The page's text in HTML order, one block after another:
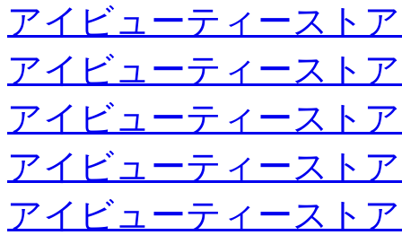
アイビューティースト
アイビューティースト
アイビューティースト
アイビューティースト
アイビューティースト